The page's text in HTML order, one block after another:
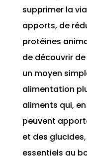
supprimer la
apports, de
protéines
de découvrir
un moyen
alimentation
aliments qui,
peuvent
et des
essentiels au